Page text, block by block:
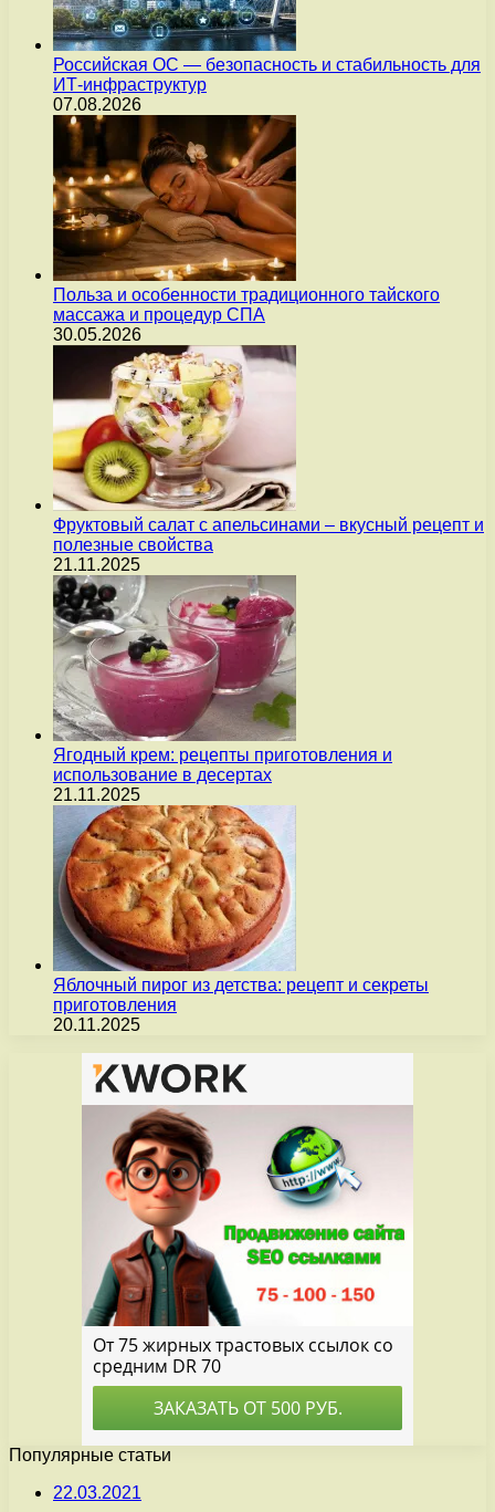
Российская ОС — безопасность и стабильность для
ИТ-инфраструктур
07.08.2026
Польза и особенности традиционного тайского
массажа и процедур СПА
30.05.2026
Фруктовый салат с апельсинами – вкусный рецепт и
полезные свойства
21.11.2025
Ягодный крем: рецепты приготовления и
использование в десертах
21.11.2025
Яблочный пирог из детства: рецепт и секреты
приготовления
20.11.2025
Популярные статьи
22.03.2021